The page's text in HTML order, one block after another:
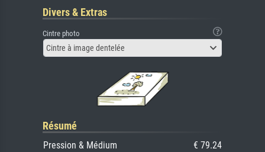
Divers & Extras
Cintre photo
Cintre à image dentelée
Résumé
Pression & Médium
€ 79.24